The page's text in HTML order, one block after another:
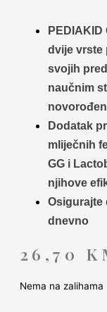
dvije vrste
svojih
naučnim
Dodatak
mliječnih
GG i
njihove
Osigurajte
dnevno
26,70
Nema na zalihama